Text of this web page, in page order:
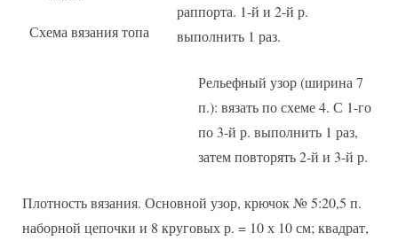
Схема вязания топа
раппорта. 1-й и 2-й р.
выполнить 1 раз.
Рельефный узор (ширина 7
п.): вязать по схеме 4. С 1-го
по 3-й р. выполнить 1 раз,
затем повторять 2-й и 3-й р.
Плотность вязания. Основной узор, крючок № 5:20,5 п.
наборной цепочки и 8 круговых р. = 10 х 10 см; квадрат,